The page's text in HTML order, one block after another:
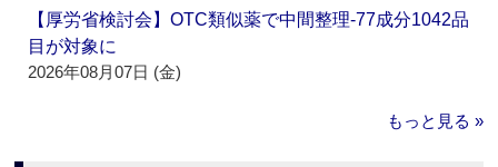
【厚労省検討会】OTC類似薬で中間整理‐77成分1042品
目が対象に
2026年08月07日 (金)
もっと見る »